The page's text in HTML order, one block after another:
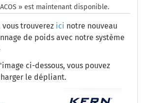
» est maintenant disponible.
trouverez ici notre nouveau
de poids avec notre système
ci-dessous, vous pouvez
le dépliant.